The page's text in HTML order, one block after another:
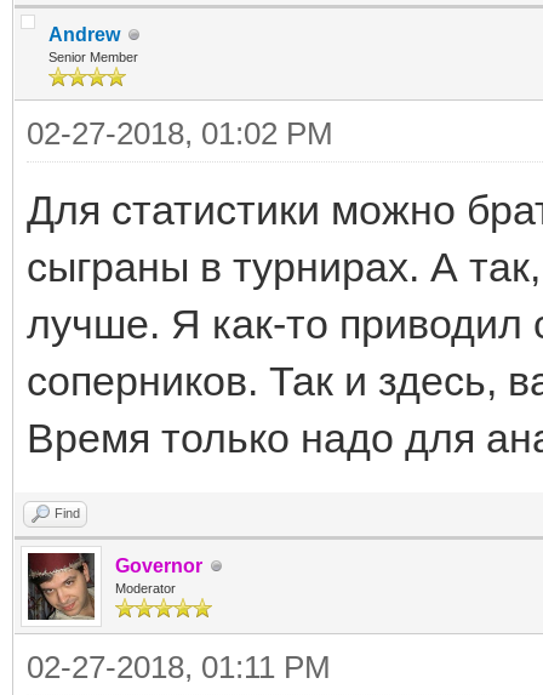
Andrew
Senior Member
02-27-2018, 01:02 PM
Для статистики можно
сыграны в турнирах. А
лучше. Я как-то приводил
соперников. Так и здесь,
Время только надо для
Find
Governor
Moderator
02-27-2018, 01:11 PM